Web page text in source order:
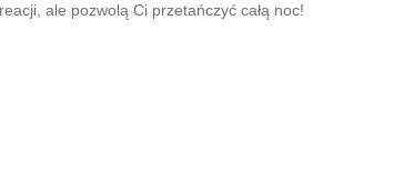
ale pozwolą Ci przetańczyć całą noc!